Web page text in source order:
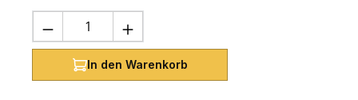
Produkt Anzahl: Gib den
In den Warenkorb